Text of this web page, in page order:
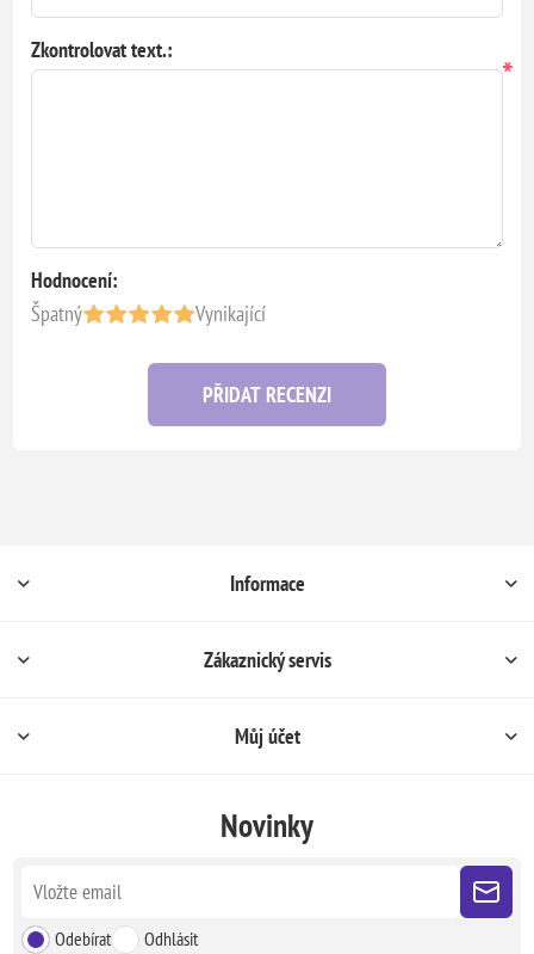
Zkontrolovat text.:
*
Hodnocení:
Špatný
Vynikající
PŘIDAT RECENZI
Informace
Zákaznický servis
Můj účet
Novinky
Odebírat Odhlásit